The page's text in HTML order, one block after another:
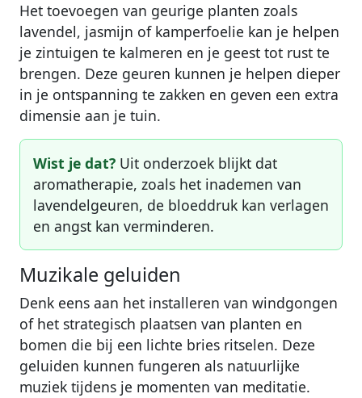
Het toevoegen van geurige planten zoals
lavendel, jasmijn of kamperfoelie kan je helpen
je zintuigen te kalmeren en je geest tot rust te
brengen. Deze geuren kunnen je helpen dieper
in je ontspanning te zakken en geven een extra
dimensie aan je tuin.
Wist je dat? Uit onderzoek blijkt dat
aromatherapie, zoals het inademen van
lavendelgeuren, de bloeddruk kan verlagen
en angst kan verminderen.
Muzikale geluiden
Denk eens aan het installeren van windgongen
of het strategisch plaatsen van planten en
bomen die bij een lichte bries ritselen. Deze
geluiden kunnen fungeren als natuurlijke
muziek tijdens je momenten van meditatie.